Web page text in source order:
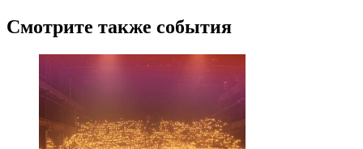
Смотрите также события